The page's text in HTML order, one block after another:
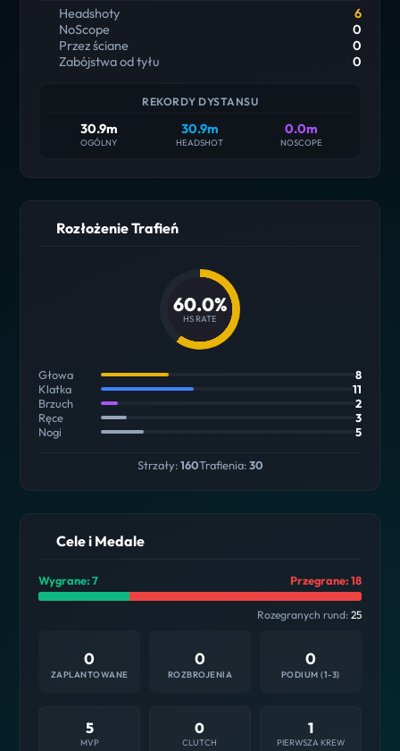
Headshoty
6
NoScope
0
Przez ściane
0
Zabójstwa od tyłu
0
REKORDY DYSTANSU
30.9m
OGÓLNY
30.9m
HEADSHOT
0.0m
NOSCOPE
Rozłożenie Trafień
60.0%
HS RATE
Głowa
8
Klatka
11
Brzuch
2
Ręce
3
Nogi
5
Strzały:160Trafienia:30
Cele i Medale
Wygrane: 7 Przegrane: 18
Rozegranych rund: 25
0
ZAPLANTOWANE
0
ROZBROJENIA
0
PODIUM (1-3)
5
MVP
0
CLUTCH
1
PIERWSZA KREW